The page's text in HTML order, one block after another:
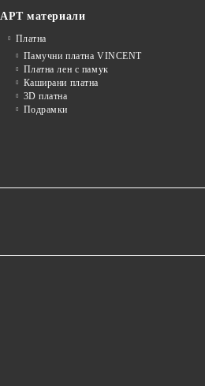
АРТ материали
Платна
Памучни платна VINCENT
Платна лен с памук
Каширани платна
3D платна
Подрамки